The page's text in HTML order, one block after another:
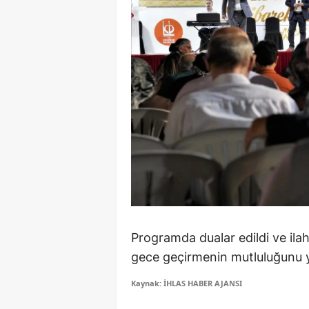
Programda dualar edildi ve
gece geçirmenin mutluluğunu
Kaynak: İHLAS HABER AJANSI